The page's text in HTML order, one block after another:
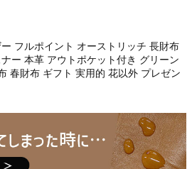
フルポイント オーストリッチ 長財布
ー 本革 アウトポケット付き グリーン
春財布 ギフト 実用的 花以外 プレゼン